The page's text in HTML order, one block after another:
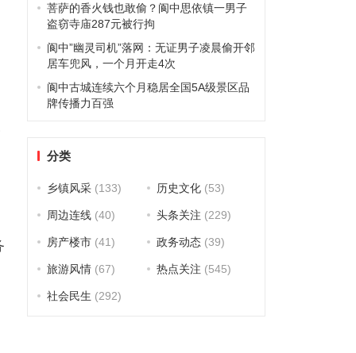
菩萨的香火钱也敢偷？阆中思依镇一男子
盗窃寺庙287元被行拘
阆中”幽灵司机”落网：无证男子凌晨偷开邻
居车兜风，一个月开走4次
阆中古城连续六个月稳居全国5A级景区品
牌传播力百强
分类
乡镇风采(133) 历史文化(53)
周边连线(40) 头条关注 (229)
房产楼市(41) 政务动态(39)
旅游风情(67) 热点关注 (545)
社会民生 (292)